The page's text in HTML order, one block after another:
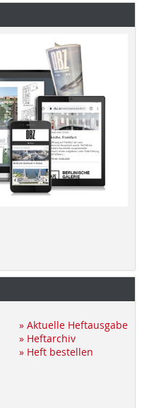
» Aktuelle Heftausgabe
» Heftarchiv
» Heft bestellen